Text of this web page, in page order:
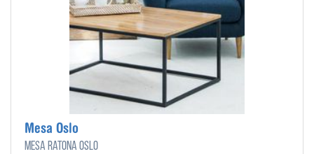
Mesa Oslo
Mesa ratona Oslo